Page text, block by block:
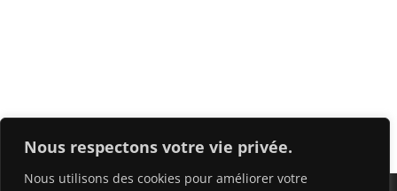
Nous respectons votre vie privée.
Nous utilisons des cookies pour améliorer votre